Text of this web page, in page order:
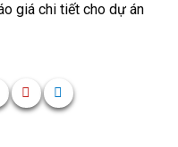
giá chi tiết cho dự án